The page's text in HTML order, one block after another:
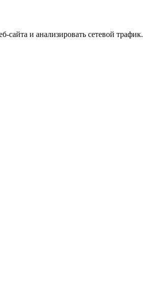
и анализировать сетевой трафик.